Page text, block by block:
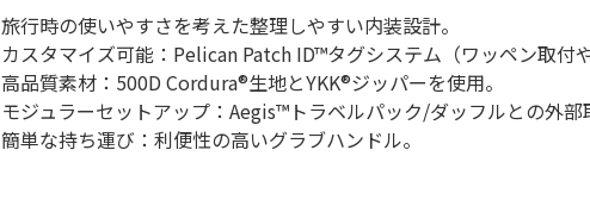
旅行時の使いやすさを考えた整理しやすい内装設計。
カスタマイズ可能：Pelican Patch ID™タグシステム（ワッペン取付
高品質素材：500D Cordura®生地とYKK®ジッパーを使用。
モジュラーセットアップ：Aegis™トラベルパック/ダッフルとの外部
簡単な持ち運び：利便性の高いグラブハンドル。